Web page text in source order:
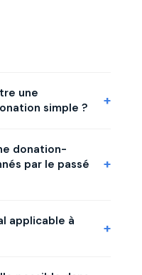
une
simple ?
successoral au
jour du décès. La
rapport à
et supprime tout
donation-
par le passé
donations
époques
applicable à